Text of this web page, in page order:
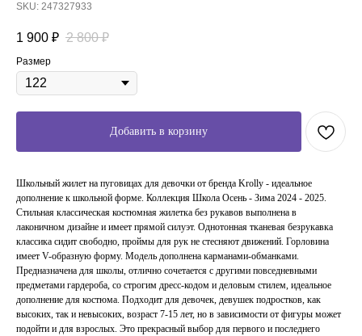
SKU: 247327933
1 900 ₽ 2 800 ₽
Размер
Добавить в корзину
Школьный жилет на пуговицах для девочки от бренда Krolly - идеальное
дополнение к школьной форме. Коллекция Школа Осень - Зима 2024 - 2025.
Стильная классическая костюмная жилетка без рукавов выполнена в
лаконичном дизайне и имеет прямой силуэт. Однотонная тканевая безрукавка
классика сидит свободно, проймы для рук не стесняют движений. Горловина
имеет V-образную форму. Модель дополнена карманами-обманками.
Предназначена для школы, отлично сочетается с другими повседневными
предметами гардероба, со строгим дресс-кодом и деловым стилем, идеальное
дополнение для костюма. Подходит для девочек, девушек подростков, как
высоких, так и невысоких, возраст 7-15 лет, но в зависимости от фигуры может
подойти и для взрослых. Это прекрасный выбор для первого и последнего